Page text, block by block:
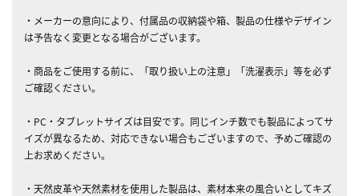
・メーカーの意向により、付属品の収納袋や箱、製品の仕様やデザイン
は予告なく変更となる場合がございます。
・商品をご使用する前に、「取り扱い上の注意」「洗濯表示」等を必ず
ご確認ください。
・PC・タブレットサイズは目安です。同じインチ数でも製品によってサ
イズが異なるため、対応できない場合もございますので、予めご確認の
上お求めください。
・天然皮革や天然素材を使用した製品は、素材本来の風合いとしてキズ